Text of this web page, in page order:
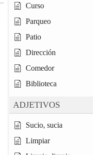
Curso
Parqueo
Patio
Dirección
Comedor
Biblioteca
ADJETIVOS
Sucio, sucia
Limpiar